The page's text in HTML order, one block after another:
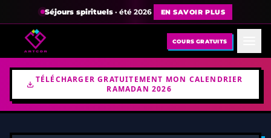
Séjours spirituels· été 2026 EN SAVOIR PLUS
COURS GRATUITS
TÉLÉCHARGER GRATUITEMENT MON CALENDRIER
RAMADAN 2026